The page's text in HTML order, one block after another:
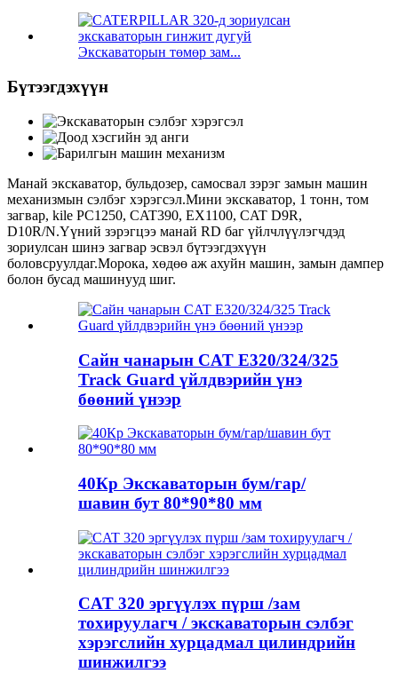
Экскаваторын төмөр зам...
Бүтээгдэхүүн
Манай экскаватор, бульдозер, самосвал зэрэг замын машин
механизмын сэлбэг хэрэгсэл.Мини экскаватор, 1 тонн, том
загвар, kile PC1250, CAT390, EX1100, CAT D9R,
D10R/N.Үүний зэрэгцээ манай RD баг үйлчлүүлэгчдэд
зориулсан шинэ загвар эсвэл бүтээгдэхүүн
боловсруулдаг.Морока, хөдөө аж ахуйн машин, замын дампер
болон бусад машинууд шиг.
Сайн чанарын CAT E320/324/325
Track Guard үйлдвэрийн үнэ
бөөний үнээр
40Кр Экскаваторын бум/гар/
шавин бут 80*90*80 мм
CAT 320 эргүүлэх пүрш /зам
тохируулагч / экскаваторын сэлбэг
хэрэгслийн хурцадмал цилиндрийн
шинжилгээ